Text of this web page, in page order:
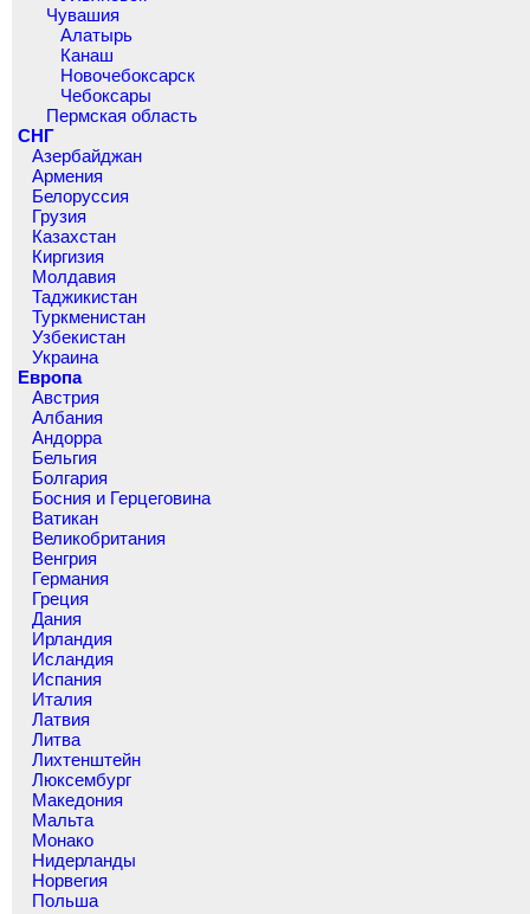
Чувашия
Алатырь
Канаш
Новочебоксарск
Чебоксары
Пермская область
СНГ
Азербайджан
Армения
Белоруссия
Грузия
Казахстан
Киргизия
Молдавия
Таджикистан
Туркменистан
Узбекистан
Украина
Европа
Австрия
Албания
Андорра
Бельгия
Болгария
Босния и Герцеговина
Ватикан
Великобритания
Венгрия
Германия
Греция
Дания
Ирландия
Исландия
Испания
Италия
Латвия
Литва
Лихтенштейн
Люксембург
Македония
Мальта
Монако
Нидерланды
Норвегия
Польша